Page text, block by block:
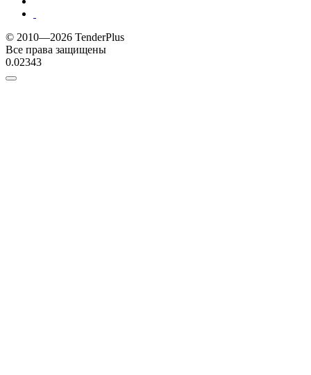
© 2010—2026 TenderPlus
Все права защищены
0.02343